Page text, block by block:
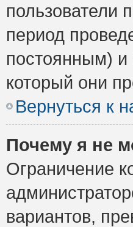
пользователи
период
постоянным) и
который они
Вернуться к
Почему я не
Ограничение
вариантов,